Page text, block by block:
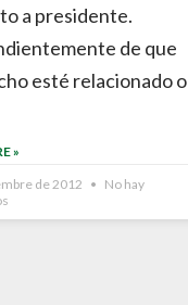
a presidente.
de que
esté relacionado o
»
de 2012
No hay